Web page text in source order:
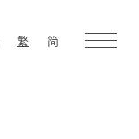
繁 简